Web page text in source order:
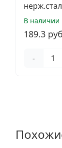
В наличии
189.3
-